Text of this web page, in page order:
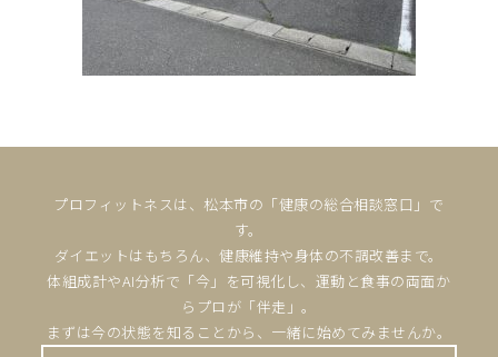
プロフィットネスは、松本市の「健康の総合相談窓口」で
す。
ダイエットはもちろん、健康維持や身体の不調改善まで。
体組成計やAI分析で「今」を可視化し、運動と食事の両面か
らプロが「伴走」。
まずは今の状態を知ることから、一緒に始めてみませんか。